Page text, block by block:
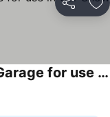
Dela
3-bedroom house with 2 car Garage for use in Car Show Carlisle, PA